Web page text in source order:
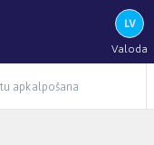
Valoda
apkalpošana